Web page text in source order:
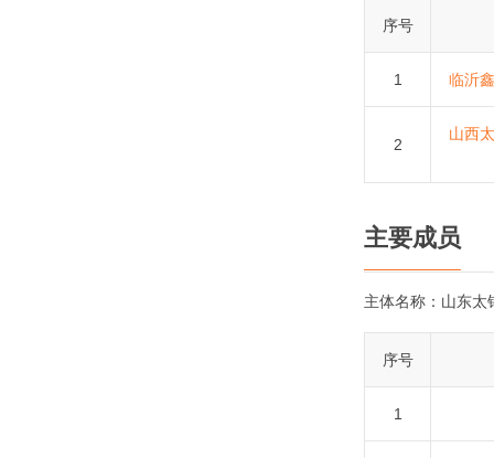
序号
1 临沂
2
山西
主要成员
主体名称： 山东太
序号
1